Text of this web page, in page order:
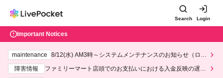
Search Login
Important Notices
maintenance
8/12(水) AM3時～システムメンテナンスのお知らせ（ロー
障害情報
ファミリーマート店頭でのお支払いにおける入金反映の遅延